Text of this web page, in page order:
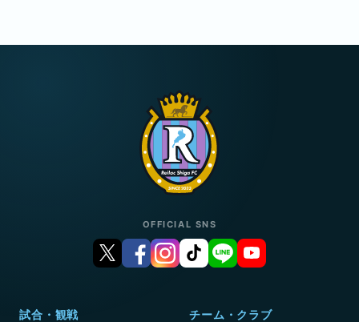
OFFICIAL SNS
試合・観戦 チーム・クラブ